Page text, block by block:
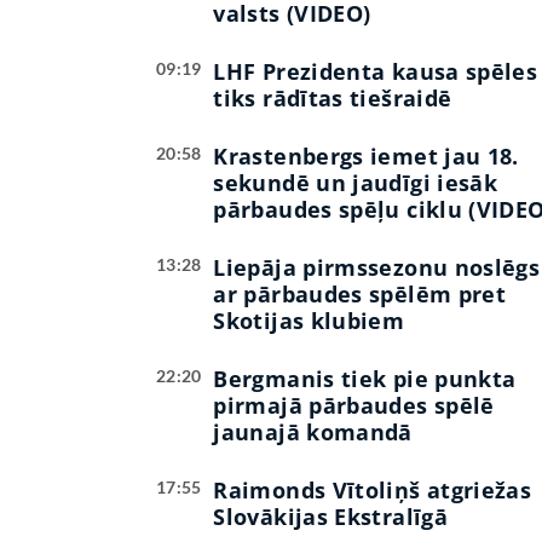
valsts (VIDEO)
09:19
LHF Prezidenta kausa spēles
tiks rādītas tiešraidē
20:58
Krastenbergs iemet jau 18.
sekundē un jaudīgi iesāk
pārbaudes spēļu ciklu
13:28
Liepāja pirmssezonu noslēgs
ar pārbaudes spēlēm pret
Skotijas klubiem
22:20
Bergmanis tiek pie punkta
pirmajā pārbaudes spēlē
jaunajā komandā
17:55
Raimonds Vītoliņš atgriežas
Slovākijas Ekstralīgā